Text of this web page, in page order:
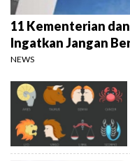
11 Kementerian dan
Ingatkan Jangan
NEWS